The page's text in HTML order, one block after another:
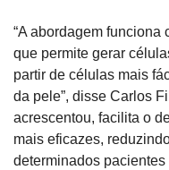
“A abordagem funciona
que permite gerar
partir de células mais
da pele”, disse Carlos
acrescentou, facilita o
mais eficazes,
determinados